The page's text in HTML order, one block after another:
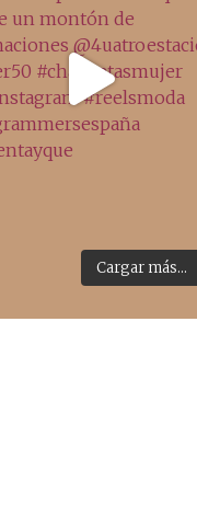
Cargar más...